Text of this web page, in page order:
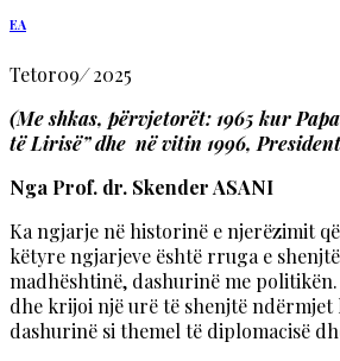
EA
Tetor09/2025
(Me shkas, përvjetorët: 1965 kur
të Lirisë” dhe në vitin 1996,
Nga Prof. dr. Skender ASANI
Ka ngjarje në historinë e njerëzimit
këtyre ngjarjeve është rruga e
madhështinë, dashurinë me
dhe krijoi një urë të shenjtë
dashurinë si themel të diplomacisë